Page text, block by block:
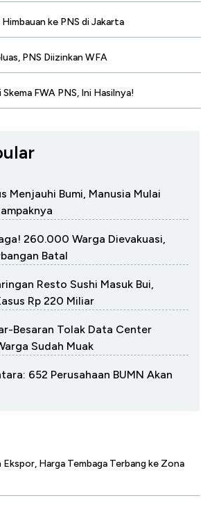
ke PNS di Jakarta
PNS Diizinkan WFA
FWA PNS, Ini Hasilnya!
Menjauhi Bumi, Manusia Mulai
260.000 Warga Dievakuasi,
Batal
Resto Sushi Masuk Bui,
Rp 220 Miliar
Besaran Tolak Data Center
Sudah Muak
652 Perusahaan BUMN Akan
Harga Tembaga Terbang ke Zona